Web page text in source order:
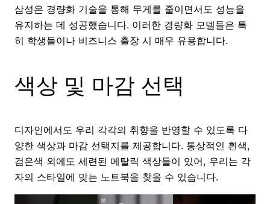
삼성은 경량화 기술을 통해 무게를 줄이면서도 성능을
유지하는 데 성공했습니다. 이러한 경량화 모델들은 특
히 학생들이나 비즈니스 출장 시 매우 유용합니다.
색상 및 마감 선택
디자인에서도 우리 각각의 취향을 반영할 수 있도록 다
양한 색상과 마감 선택지를 제공합니다. 통상적인 흰색,
검은색 외에도 세련된 메탈릭 색상들이 있어, 우리는 각
자의 스타일에 맞는 노트북을 찾을 수 있습니다.